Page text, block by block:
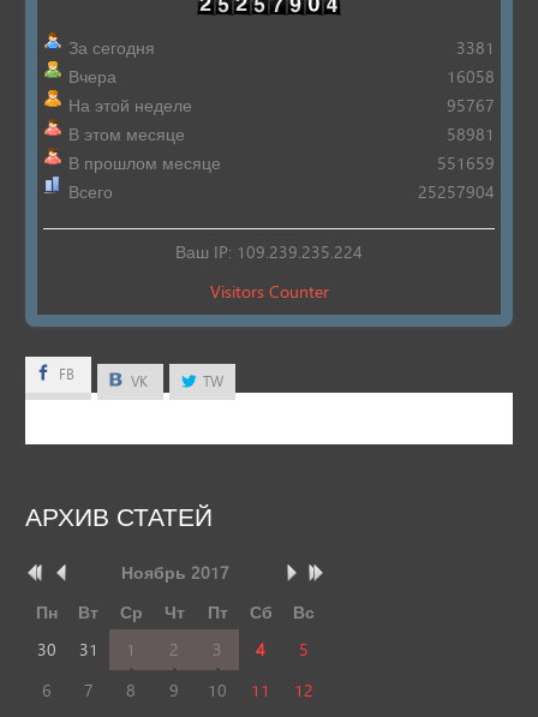
За сегодня
Вчера
На этой неделе
В этом месяце
В прошлом месяце
Всего
3381
16058
95767
58981
551659
25257904
Ваш IP: 109.239.235.224
Visitors Counter
FB
FB VK TW
АРХИВ СТАТЕЙ
Ноябрь 2017
Пн
Вт Ср Чт Пт Сб
Вс
30
31 1 2 3 4
5
6
7 8 9 10 11
12